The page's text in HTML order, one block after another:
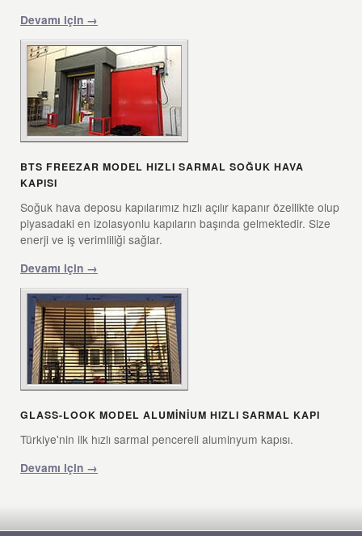
Devamı için →
BTS FREEZAR MODEL HIZLI SARMAL SOĞUK HAVA
KAPISI
Soğuk hava deposu kapılarımız hızlı açılır kapanır özellikte olup
piyasadaki en izolasyonlu kapıların başında gelmektedir. Size
enerji ve iş verimliliği sağlar.
Devamı için →
GLASS-LOOK MODEL ALUMINIUM HIZLI SARMAL KAPI
Türkiye'nin ilk hızlı sarmal pencereli aluminyum kapısı.
Devamı için →